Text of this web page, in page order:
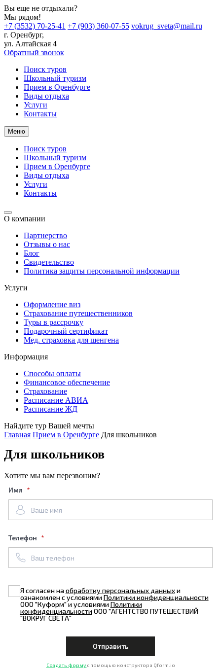
Вы еще не отдыхали?
Мы рядом!
+7 (3532) 70-25-41 +7 (903) 360-07-55 vokrug_sveta@mail.ru
г. Оренбург,
ул. Алтайская 4
Обратный звонок
Поиск туров
Школьный туризм
Прием в Оренбурге
Виды отдыха
Услуги
Контакты
Меню
Поиск туров
Школьный туризм
Прием в Оренбурге
Виды отдыха
Услуги
Контакты
О компании
Партнерство
Отзывы о нас
Блог
Свидетельство
Политика защиты персональной информации
Услуги
Оформление виз
Страхование путешественников
Туры в рассрочку
Подарочный сертификат
Мед. страховка для шенгена
Информация
Способы оплаты
Финансовое обеспечение
Страхование
Расписание АВИА
Расписание ЖД
Найдите тур Вашей мечты
Главная Прием в Оренбурге Для школьников
Для школьников
Хотите мы вам перезвоним?
Имя
Телефон
Я согласен наобработку персональных данныхи
ознакомлен с условиямиПолитики конфиденциальности
ООО "Куформ" и условиямиПолитики
конфиденциальностиООО "АГЕНТСТВО ПУТЕШЕСТВИЙ
"ВОКРУГ СВЕТА"
Создать форму с помощью конструктора Qform.io